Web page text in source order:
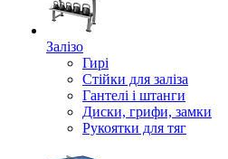
Залізо
Гирі
Стійки для заліза
Гантелі і штанги
Диски, грифи, замки
Рукоятки для тяг